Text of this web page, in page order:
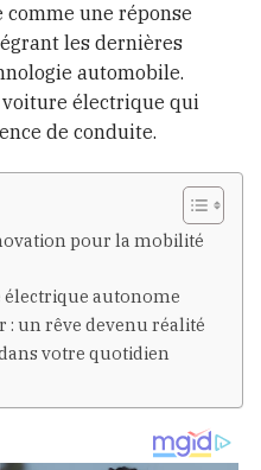
comme une réponse
les dernières
automobile.
voiture électrique qui
de conduite.
pour la mobilité
électrique autonome
: un rêve devenu réalité
votre quotidien